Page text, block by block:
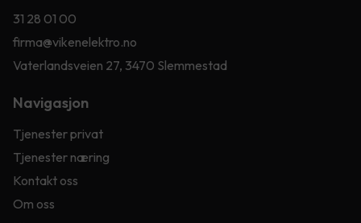
31 28 01 00
firma@vikenelektro.no
Vaterlandsveien 27, 3470 Slemmestad
Navigasjon
Tjenester privat
Tjenester næring
Kontakt oss
Om oss